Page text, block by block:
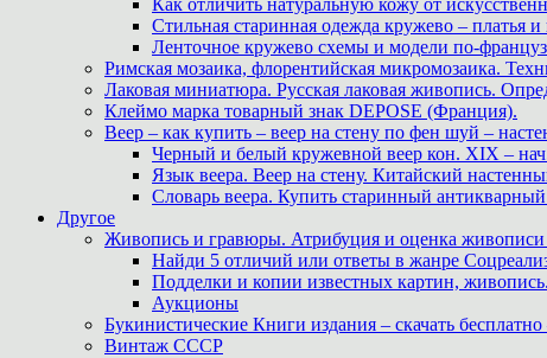
Как отличить натуральную кожу от
Стильная старинная одежда кружево –
Ленточное кружево схемы и модели по-
Римская мозаика, флорентийская микромозаика.
Лаковая миниатюра. Русская лаковая живопись.
Клеймо марка товарный знак DEPOSE (Франция).
Веер – как купить – веер на стену по фен шуй –
Черный и белый кружевной веер кон. XIX –
Язык веера. Веер на стену. Китайский
Словарь веера. Купить старинный
Другое
Живопись и гравюры. Атрибуция и оценка живописи
Найди 5 отличий или ответы в жанре
Подделки и копии известных картин, живопись.
Аукционы
Букинистические Книги издания – скачать
Винтаж СССР